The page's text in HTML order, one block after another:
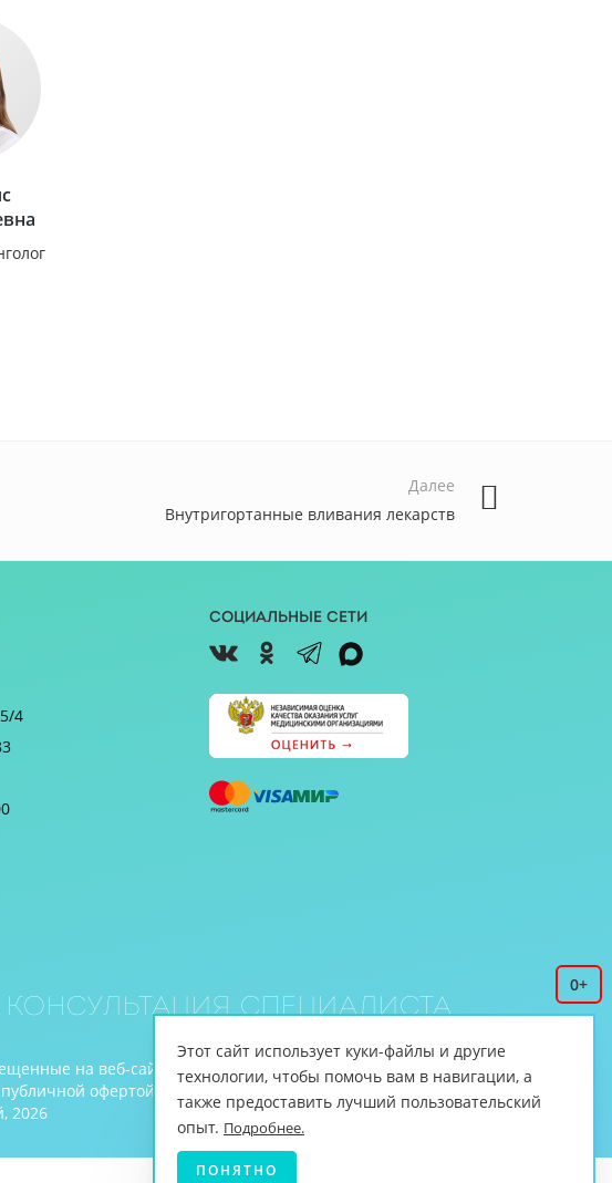
Далее
Внутригортанные вливания лекарств
4
Социальные сети
0+
специалиста
на веб-сайте www.cnmt.ru, принадлежит ЦНМТ.
офертой (ст.435 ГК РФ, cт. 437 ГК РФ).
2026
Этот сайт использует куки-файлы и другие
технологии, чтобы помочь вам в навигации, а
также предоставить лучший пользовательский
опыт. Подробнее.
ПОНЯТНО